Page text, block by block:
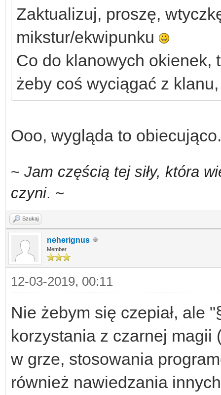
Zaktualizuj, proszę,
mikstur/ekwipunku
Co do klanowych okienek,
żeby coś wyciągać z
Ooo, wygląda to
~ Jam częścią tej siły, która
czyni. ~
Szukaj
neherignus
Member
12-03-2019, 00:11
Nie żebym się czepiał, ale
korzystania z czarnej magii
w grze, stosowania
również nawiedzania